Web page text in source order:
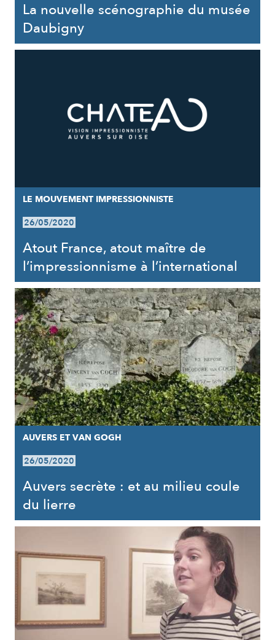
La nouvelle scénographie du musée
Daubigny
LE MOUVEMENT IMPRESSIONNISTE
26/05/2020
Atout France, atout maître de
l’impressionnisme à l’international
AUVERS ET VAN GOGH
26/05/2020
Auvers secrète : et au milieu coule
du lierre